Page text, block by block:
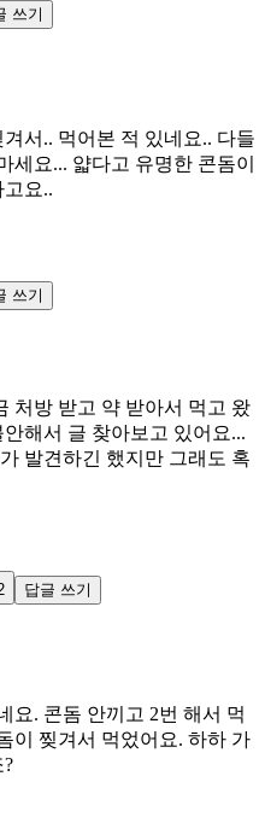
쓰기
서.. 먹어본 적 있네요.. 다들
세요... 얇다고 유명한 콘돔이
요..
쓰기
처방 받고 약 받아서 먹고 왔
해서 글 찾아보고 있어요...
발견하긴 했지만 그래도 혹
답글 쓰기
요. 콘돔 안끼고 2번 해서 먹
이 찢겨서 먹었어요. 하하 가